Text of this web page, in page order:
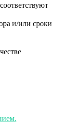
и/или сроки